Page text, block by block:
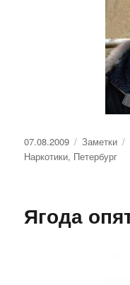
Опубликовано
07.08.2009 Рубрики
Заметки
Наркотики, Петербург
Ягода